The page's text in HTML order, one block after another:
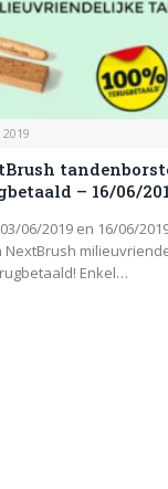
2019
– 16/06/
06/2019 en 16/06/
NextBrush
Enkel…